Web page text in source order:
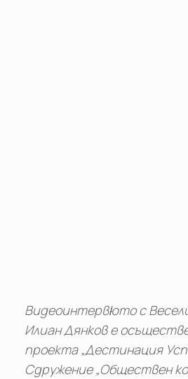
Видеоинтервюто с
Илиан Дянков е
проекта „Дестинация
Сдружение „Обществен